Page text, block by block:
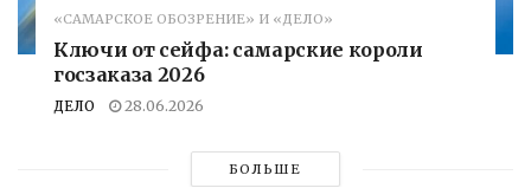
«САМАРСКОЕ ОБОЗРЕНИЕ» И «ДЕЛО»
Ключи от сейфа: самарские короли
госзаказа 2026
ДЕЛО 28.06.2026
БОЛЬШЕ